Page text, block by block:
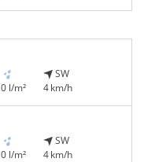
0 l/m²
SW
4 km/h
0 l/m²
SW
4 km/h